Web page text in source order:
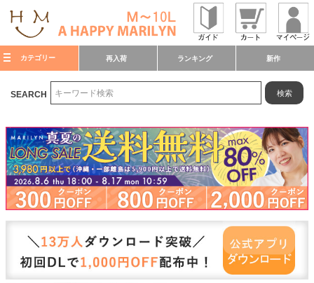
カテゴリー 再入荷 ランキング 新作
SEARCH 検索